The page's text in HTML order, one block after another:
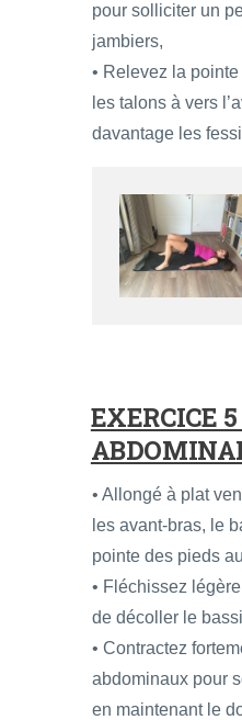
pour solliciter un
jambiers,
• Relevez la
les talons à vers
davantage les
EXERCICE
• Allongé à plat
les avant-bras, le
pointe des pieds
• Fléchissez
de décoller le
• Contractez
abdominaux pour
en maintenant le